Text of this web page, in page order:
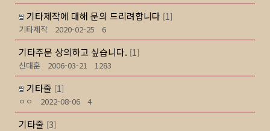
기타제작에 대해 문의 드리려합니다 [1]
기타제작
2020-02-25 6
기타주문 상의하고 싶습니다. [1]
신대훈
2006-03-21 1283
기타줄 [1]
ㅇㅇ
2022-08-06 4
기타줄 [3]